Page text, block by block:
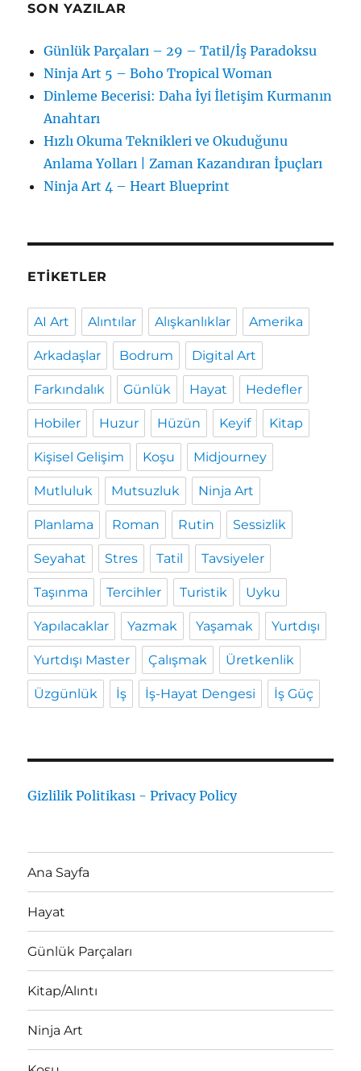
SON YAZILAR
Günlük Parçaları – 29 – Tatil/İş Paradoksu
Ninja Art 5 – Boho Tropical Woman
Dinleme Becerisi: Daha İyi İletişim Kurmanın
Anahtarı
Hızlı Okuma Teknikleri ve Okuduğunu
Anlama Yolları | Zaman Kazandıran İpuçları
Ninja Art 4 – Heart Blueprint
ETIKETLER
AI Art Alıntılar Alışkanlıklar Amerika
Arkadaşlar Bodrum Digital Art
Farkındalık Günlük Hayat Hedefler
Hobiler Huzur Hüzün Keyif Kitap
Kişisel Gelişim Koşu Midjourney
Mutluluk Mutsuzluk Ninja Art
Planlama Roman Rutin Sessizlik
Seyahat Stres Tatil Tavsiyeler
Taşınma Tercihler Turistik Uyku
Yapılacaklar Yazmak Yaşamak Yurtdışı
Yurtdışı Master Çalışmak Üretkenlik
Üzgünlük İş İş-Hayat Dengesi İş Güç
Gizlilik Politikası - Privacy Policy
Ana Sayfa
Hayat
Günlük Parçaları
Kitap/Alıntı
Ninja Art